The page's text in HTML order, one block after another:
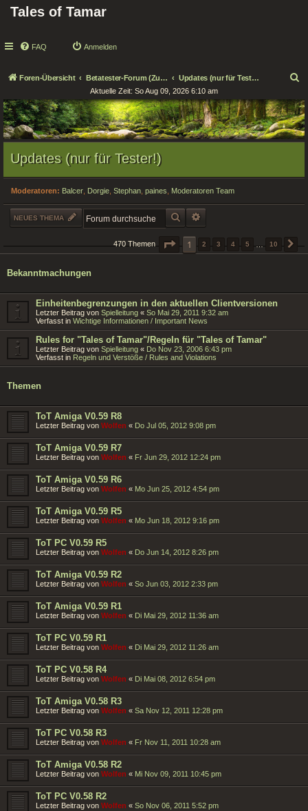
Tales of Tamar
FAQ Anmelden
Foren-Übersicht Betatester-Forum (Zugang nur für Tester!) Updates (nur für Tester!)
c
h
e
Aktuelle Zeit: So Aug 09, 2026 6:10 am
Updates (nur für Tester!)
Moderatoren: Balcer Dorgie Stephan paines Moderatoren Team
NEUES THEMA SUCHE
470 Themen SEITE 1VON
1 2 3 4 5 … 10
Bekanntmachungen
Einheitenbegrenzungen in den aktuellen Clientversionen
Letzter Beitrag von Spielleitung « So Mai 29, 2011 9:32 am
Verfasst in Wichtige Informationen / Important News
Rules for "Tales of Tamar"/Regeln für "Tales of Tamar"
Letzter Beitrag von Spielleitung « Do Nov 23, 2006 6:43 pm
Verfasst in Regeln und Verstöße / Rules and Violations
Themen
ToT Amiga V0.59 R8
Letzter Beitrag von Wolfen « Do Jul 05, 2012 9:08 pm
ToT Amiga V0.59 R7
Letzter Beitrag von Wolfen « Fr Jun 29, 2012 12:24 pm
ToT Amiga V0.59 R6
Letzter Beitrag von Wolfen « Mo Jun 25, 2012 4:54 pm
ToT Amiga V0.59 R5
Letzter Beitrag von Wolfen « Mo Jun 18, 2012 9:16 pm
ToT PC V0.59 R5
Letzter Beitrag von Wolfen « Do Jun 14, 2012 8:26 pm
ToT Amiga V0.59 R2
Letzter Beitrag von Wolfen « So Jun 03, 2012 2:33 pm
ToT Amiga V0.59 R1
Letzter Beitrag von Wolfen « Di Mai 29, 2012 11:36 am
ToT PC V0.59 R1
Letzter Beitrag von Wolfen « Di Mai 29, 2012 11:26 am
ToT PC V0.58 R4
Letzter Beitrag von Wolfen « Di Mai 08, 2012 6:54 pm
ToT Amiga V0.58 R3
Letzter Beitrag von Wolfen « Sa Nov 12, 2011 12:28 pm
ToT PC V0.58 R3
Letzter Beitrag von Wolfen « Fr Nov 11, 2011 10:28 am
ToT Amiga V0.58 R2
Letzter Beitrag von Wolfen « Mi Nov 09, 2011 10:45 pm
ToT PC V0.58 R2
Letzter Beitrag von Wolfen « So Nov 06, 2011 5:52 pm